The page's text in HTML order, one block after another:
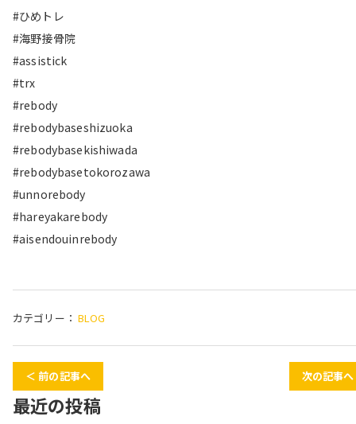
#ひめトレ
#海野接骨院
#assistick
#trx
#rebody
#rebodybaseshizuoka
#rebodybasekishiwada
#rebodybasetokorozawa
#unnorebody
#hareyakarebody
#aisendouinrebody
カテゴリー： BLOG
＜ 前の記事へ 次の記事
最近の投稿